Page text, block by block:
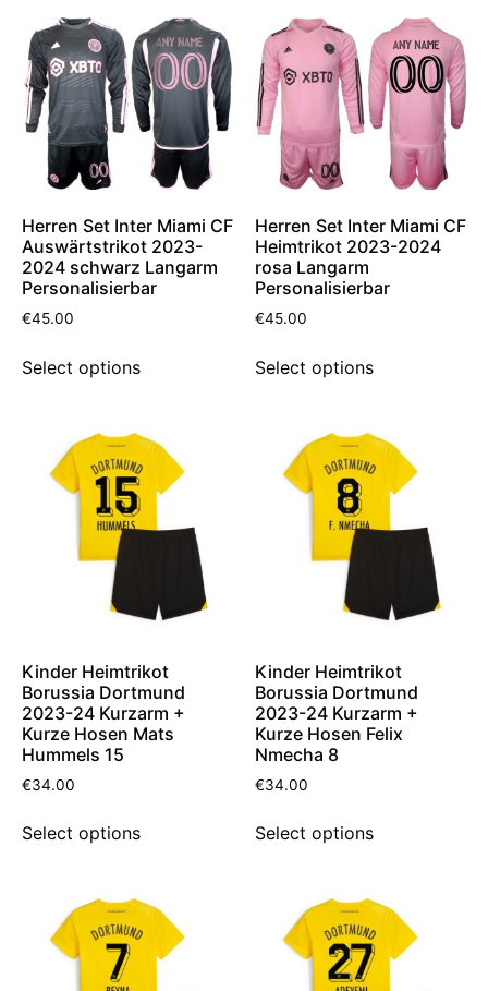
Herren Set Inter Miami CF
Auswärtstrikot 2023-
2024 schwarz Langarm
Personalisierbar
€45.00
Select options
Herren Set Inter Miami CF
Heimtrikot 2023-2024
rosa Langarm
Personalisierbar
€45.00
Select options
Kinder Heimtrikot
Borussia Dortmund
2023-24 Kurzarm +
Kurze Hosen Mats
Hummels 15
€34.00
Select options
Kinder Heimtrikot
Borussia Dortmund
2023-24 Kurzarm +
Kurze Hosen Felix
Nmecha 8
€34.00
Select options